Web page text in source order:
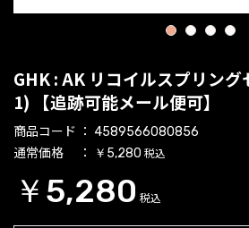
1 2 3 4
GHK : AK リコイルスプリン
1) 【追跡可能メール便可】
商品コード 4589566080856
通常価格 ￥5,280 税込
￥5,280 税込